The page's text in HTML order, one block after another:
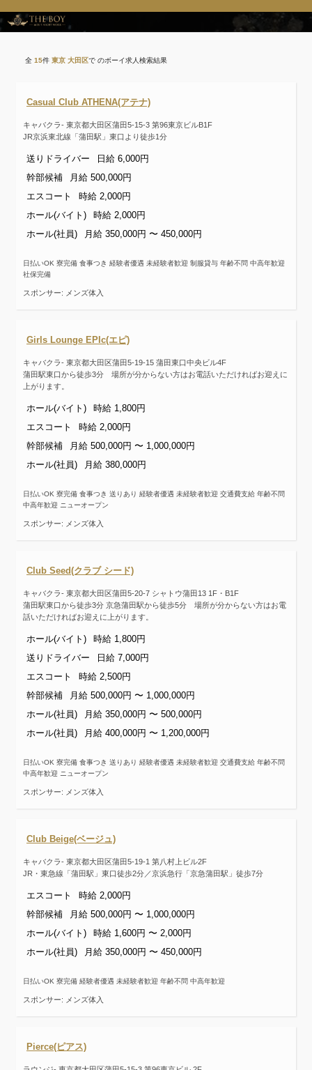
全 15件 東京 大田区で のボーイ求人検索結果
Casual Club ATHENA(アテナ)
キャバクラ- 東京都大田区蒲田5-15-3 第96東京ビルB1F
JR京浜東北線「蒲田駅」東口より徒歩1分
送りドライバー
日給 6,000円
幹部候補
月給 500,000円
エスコート
時給 2,000円
ホール(バイト)
時給 2,000円
ホール(社員)
月給 350,000円 〜 450,000円
日払いOK 寮完備 食事つき 経験者優遇 未経験者歓迎 制服貸与 年齢不問 中高年歓迎
社保完備
スポンサー: メンズ体入
Girls Lounge EPIc(エピ)
キャバクラ- 東京都大田区蒲田5-19-15 蒲田東口中央ビル4F
蒲田駅東口から徒歩3分 場所が分からない方はお電話いただければお迎えに
上がります。
ホール(バイト)
時給 1,800円
エスコート
時給 2,000円
幹部候補
月給 500,000円 〜 1,000,000円
ホール(社員)
月給 380,000円
日払いOK 寮完備 食事つき 送りあり 経験者優遇 未経験者歓迎 交通費支給 年齢不問
中高年歓迎 ニューオープン
スポンサー: メンズ体入
Club Seed(クラブ シード)
キャバクラ- 東京都大田区蒲田5-20-7 シャトウ蒲田13 1F・B1F
蒲田駅東口から徒歩3分 京急蒲田駅から徒歩5分 場所が分からない方はお電
話いただければお迎えに上がります。
ホール(バイト)
時給 1,800円
送りドライバー
日給 7,000円
エスコート
時給 2,500円
幹部候補
月給 500,000円 〜 1,000,000円
ホール(社員)
月給 350,000円 〜 500,000円
ホール(社員)
月給 400,000円 〜 1,200,000円
日払いOK 寮完備 食事つき 送りあり 経験者優遇 未経験者歓迎 交通費支給 年齢不問
中高年歓迎 ニューオープン
スポンサー: メンズ体入
Club Beige(ベージュ)
キャバクラ- 東京都大田区蒲田5-19-1 第八村上ビル2F
JR・東急線「蒲田駅」東口徒歩2分／京浜急行「京急蒲田駅」徒歩7分
エスコート
時給 2,000円
幹部候補
月給 500,000円 〜 1,000,000円
ホール(バイト)
時給 1,600円 〜 2,000円
ホール(社員)
月給 350,000円 〜 450,000円
日払いOK 寮完備 経験者優遇 未経験者歓迎 年齢不問 中高年歓迎
スポンサー: メンズ体入
Pierce(ピアス)